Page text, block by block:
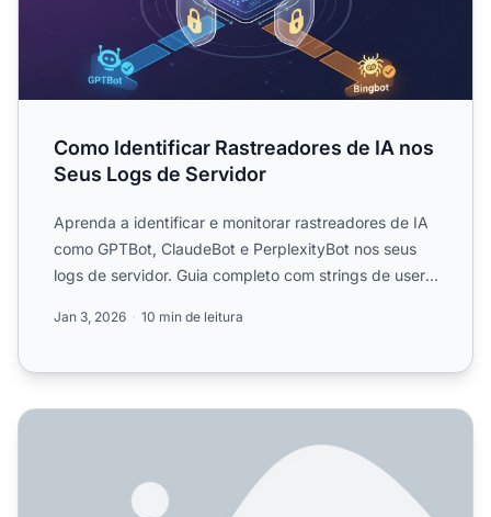
Como Identificar Rastreadores de IA nos
Seus Logs de Servidor
Aprenda a identificar e monitorar rastreadores de IA
como GPTBot, ClaudeBot e PerplexityBot nos seus
logs de servidor. Guia completo com strings de user-
Jan 3, 2026 10 min de leitura
Como Identificar Crawlers de IA em Logs de Servidor: